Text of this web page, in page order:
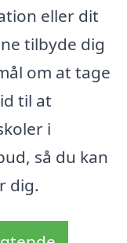
eller dit
tilbyde dig
om at tage
til at
i
så du kan
dig.